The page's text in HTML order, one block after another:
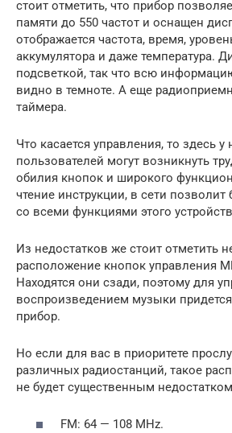
стоит отметить, что прибор
памяти до 550 частот и оснащен
отображается частота, время,
аккумулятора и даже температура.
подсветкой, так что всю
видно в темноте. А еще
таймера.
Что касается управления, то здесь у
пользователей могут возникнуть
обилия кнопок и широкого
чтение инструкции, в сети позволит
со всеми функциями этого
Из недостатков же стоит отметить
расположение кнопок управления
Находятся они сзади, поэтому для
воспроизведением музыки
прибор.
Но если для вас в приоритете
различных радиостанций, такое
не будет существенным
FM: 64 — 108 MHz.